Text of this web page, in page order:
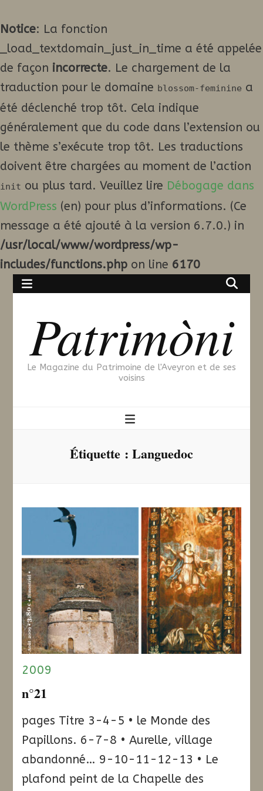
Notice: La fonction
_load_textdomain_just_in_time a été appelée
de façon incorrecte. Le chargement de la
traduction pour le domaine blossom-feminine a
été déclenché trop tôt. Cela indique
généralement que du code dans l’extension ou
le thème s’exécute trop tôt. Les traductions
doivent être chargées au moment de l’action
init ou plus tard. Veuillez lire Débogage dans
WordPress (en) pour plus d’informations. (Ce
message a été ajouté à la version 6.7.0.) in
/usr/local/www/wordpress/wp-
includes/functions.php on line 6170
Patrimòni
Le Magazine du Patrimoine de l'Aveyron et de ses
voisins
Étiquette : Languedoc
2009
n°21
pages Titre 3-4-5 • le Monde des
Papillons. 6-7-8 • Aurelle, village
abandonné… 9-10-11-12-13 • Le
plafond peint de la Chapelle des